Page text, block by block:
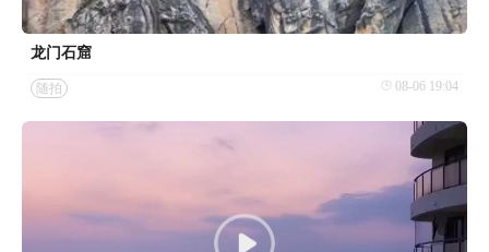
龙门石窟
随拍 08-06 19:04